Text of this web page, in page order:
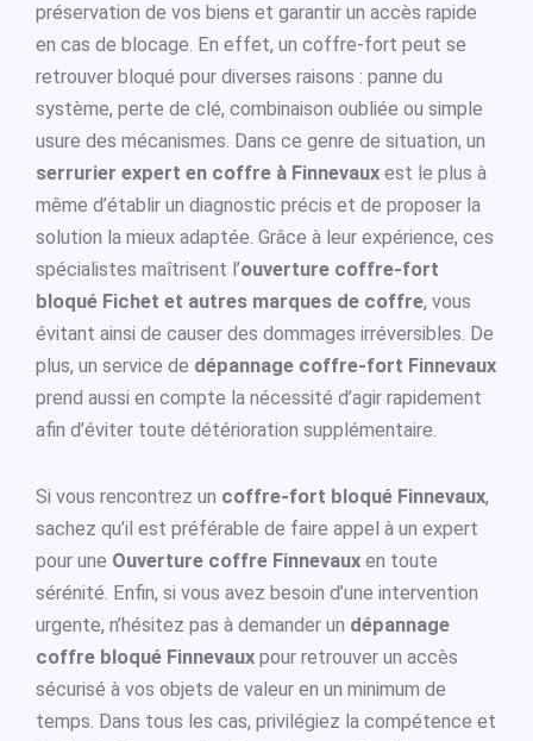
préservation de vos biens et garantir un accès rapide
en cas de blocage. En effet, un coffre-fort peut se
retrouver bloqué pour diverses raisons : panne du
système, perte de clé, combinaison oubliée ou simple
usure des mécanismes. Dans ce genre de situation, un
serrurier expert en coffre à Finnevaux est le plus à
même d’établir un diagnostic précis et de proposer la
solution la mieux adaptée. Grâce à leur expérience, ces
spécialistes maîtrisent l’ouverture coffre-fort
bloqué Fichet et autres marques de coffre, vous
évitant ainsi de causer des dommages irréversibles. De
plus, un service de dépannage coffre-fort Finnevaux
prend aussi en compte la nécessité d’agir rapidement
afin d’éviter toute détérioration supplémentaire.
Si vous rencontrez un coffre-fort bloqué Finnevaux,
sachez qu’il est préférable de faire appel à un expert
pour une Ouverture coffre Finnevaux en toute
sérénité. Enfin, si vous avez besoin d’une intervention
urgente, n’hésitez pas à demander un dépannage
coffre bloqué Finnevaux pour retrouver un accès
sécurisé à vos objets de valeur en un minimum de
temps. Dans tous les cas, privilégiez la compétence et